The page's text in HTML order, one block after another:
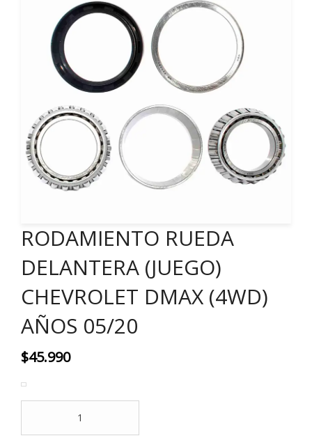
RODAMIENTO RUEDA
DELANTERA (JUEGO)
CHEVROLET DMAX (4WD)
AÑOS 05/20
$45.990
DELANTERA